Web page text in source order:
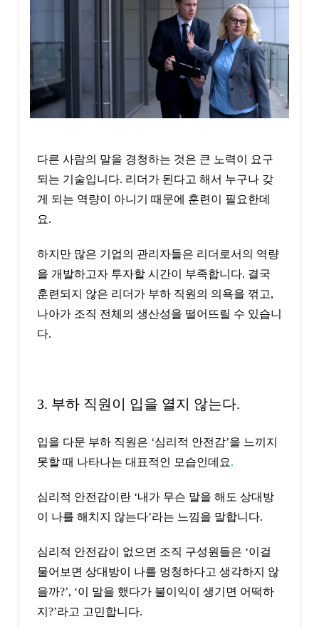
다른 사람의 말을 경청하는 것은 큰 노력이 요구
되는 기술입니다. 리더가 된다고 해서 누구나 갖
게 되는 역량이 아니기 때문에 훈련이 필요한데
요.
하지만 많은 기업의 관리자들은 리더로서의 역량
을 개발하고자 투자할 시간이 부족합니다. 결국
훈련되지 않은 리더가 부하 직원의 의욕을 꺾고,
나아가 조직 전체의 생산성을 떨어뜨릴 수 있습니
다.
3. 부하 직원이 입을 열지 않는다.
입을 다문 부하 직원은 ‘심리적 안전감’을 느끼지
못할 때 나타나는 대표적인 모습인데요.
심리적 안전감이란 ‘내가 무슨 말을 해도 상대방
이 나를 해치지 않는다’라는 느낌을 말합니다.
심리적 안전감이 없으면 조직 구성원들은 ‘이걸
물어보면 상대방이 나를 멍청하다고 생각하지 않
을까?’, ‘이 말을 했다가 불이익이 생기면 어떡하
지?’라고 고민합니다.